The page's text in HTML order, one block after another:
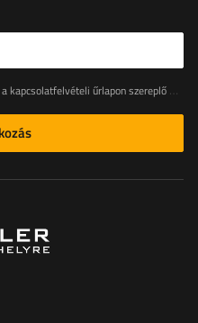
az Európai Parlament és a Tanács (EU) rendeletével összhangban történő kezeléséhez